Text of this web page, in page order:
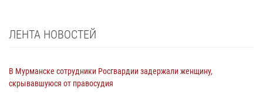
ЛЕНТА НОВОСТЕЙ
В Мурманске сотрудники Росгвардии задержали женщину,
скрывавшуюся от правосудия